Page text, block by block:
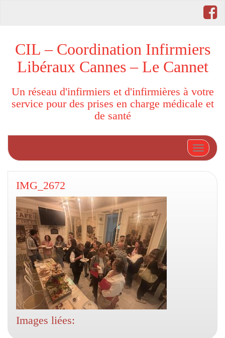
CIL – Coordination Infirmiers
Libéraux Cannes – Le Cannet
Un réseau d'infirmiers et d'infirmières à votre
service pour des prises en charge médicale et
de santé
IMG_2672
Images liées: